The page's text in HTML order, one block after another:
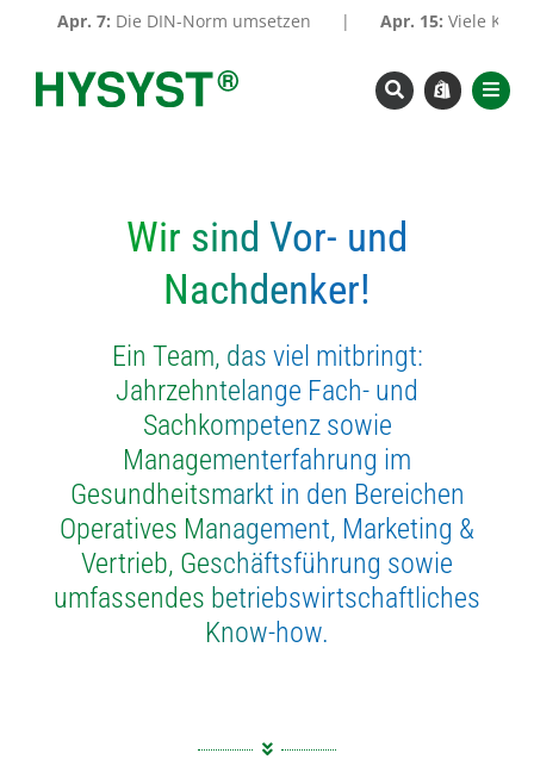
Apr. 7:Die DIN-Norm umsetzen | Apr. 15:Viele
Wir sind Vor- und
Nachdenker!
Ein Team, das viel mitbringt:
Jahrzehntelange Fach- und
Sachkompetenz sowie
Managementerfahrung im
Gesundheitsmarkt in den Bereichen
Operatives Management, Marketing &
Vertrieb, Geschäftsführung sowie
umfassendes betriebswirtschaftliches
Know-how.